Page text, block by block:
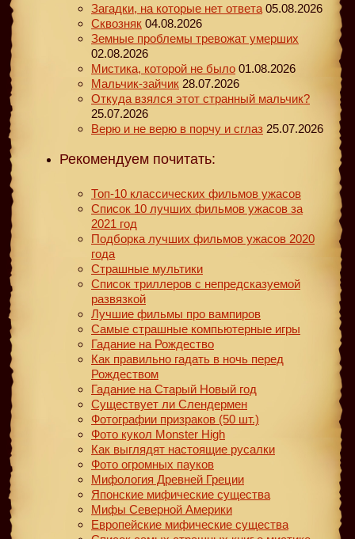
Загадки, на которые нет ответа 05.08.2026
Сквозняк 04.08.2026
Земные проблемы тревожат умерших
02.08.2026
Мистика, которой не было 01.08.2026
Мальчик-зайчик 28.07.2026
Откуда взялся этот странный мальчик?
25.07.2026
Верю и не верю в порчу и сглаз 25.07.2026
Рекомендуем почитать:
Топ-10 классических фильмов ужасов
Список 10 лучших фильмов ужасов за
2021 год
Подборка лучших фильмов ужасов 2020
года
Страшные мультики
Список триллеров с непредсказуемой
развязкой
Лучшие фильмы про вампиров
Самые страшные компьютерные игры
Гадание на Рождество
Как правильно гадать в ночь перед
Рождеством
Гадание на Старый Новый год
Существует ли Слендермен
Фотографии призраков (50 шт.)
Фото кукол Monster High
Как выглядят настоящие русалки
Фото огромных пауков
Мифология Древней Греции
Японские мифические существа
Мифы Северной Америки
Европейские мифические существа